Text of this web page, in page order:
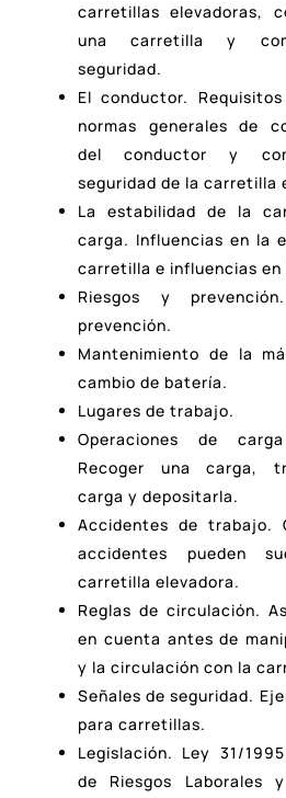
carretillas elevadoras,
una carretilla y
seguridad.
El conductor.
normas generales de
del conductor y
seguridad de la carretilla
La estabilidad de la
carga. Influencias en la
carretilla e influencias en
Riesgos y
prevención.
Mantenimiento de la
cambio de batería.
Lugares de trabajo.
Operaciones de
Recoger una carga,
carga y depositarla.
Accidentes de trabajo.
accidentes pueden
carretilla elevadora.
Reglas de circulación.
en cuenta antes de
y la circulación con la
Señales de seguridad.
para carretillas.
Legislación. Ley 31/
de Riesgos Laborales